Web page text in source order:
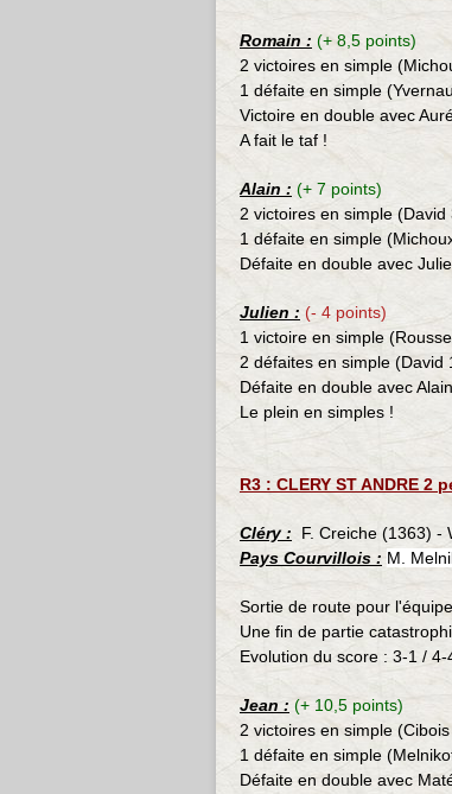
Romain : (+ 8,5 points)
2 victoires en simple
1 défaite en simple
Victoire en double avec
A fait le taf !
Alain : (+ 7 points)
2 victoires en simple (David
1 défaite en simple
Défaite en double avec
Julien : (- 4 points)
1 victoire en simple
2 défaites en simple (David
Défaite en double avec
Le plein en simples !
R3 : CLERY ST ANDRE 2
Cléry :
F. Creiche (1363) -
Pays Courvillois : M.
Sortie de route pour
Une fin de partie
Evolution du score : 3-1 /
Jean : (+ 10,5 points)
2 victoires en simple (Cibois
1 défaite en simple
Défaite en double avec